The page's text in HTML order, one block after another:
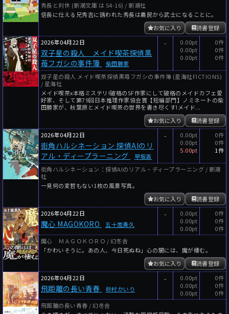
秀長と利休 (新潮文庫 は 54-16) / 新潮社
信長に仕える兄秀吉に誘われた秀長は農民から武士になることに。
読書登録
お気に入り
2026年04月22日
双子星の殺人 メイド喫茶探偵黒
苺フガシの事件簿
柴田勝家
-
0.00pt
0.00pt
0.00pt
0件
0件
0件
双子星の殺人 メイド喫茶探偵黒苺フガシの事件簿 (星海社FICTIONS)
/ 星海社
メイド喫茶x本格ミステリ!破格のSF作家にして破格のメイドカフェ愛
好家、そして第79回日本推理作家協会賞【短編部門】ノミネートの柴
田勝家が、秋葉原とメイド喫茶の世界を書き尽くす!メイド...
読書登録
お気に入り
2026年04月22日
街角ハルシネーション 探偵AIのリ
アル・ディープラーニング
早坂吝
-
0.00pt
0.00pt
5.00pt
0件
0件
1件
街角ハルシネーション：探偵AIのリアル・ディープラーニング / 新潮
社
一見何の変哲もない1枚の風景写真。
読書登録
お気に入り
2026年04月22日
魔心 MAGOKORO 五十嵐貴久
-
0.00pt
0.00pt
0.00pt
0件
0件
0件
魔心 ＭＡＧＯＫＯＲＯ / 幻冬舎
「かわいそうに。あの人、今日死ぬね」心の闇には、魔が棲む。
読書登録
お気に入り
2026年04月22日
飛距離の長い青春 砂村かいり
-
0.00pt
0.00pt
0.00pt
0件
0件
0件
飛距離の長い青春 / 幻冬舎